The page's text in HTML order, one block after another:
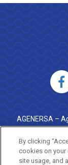
AGENERSA –
0800
·
By clicking
cookies on your
site usage, and